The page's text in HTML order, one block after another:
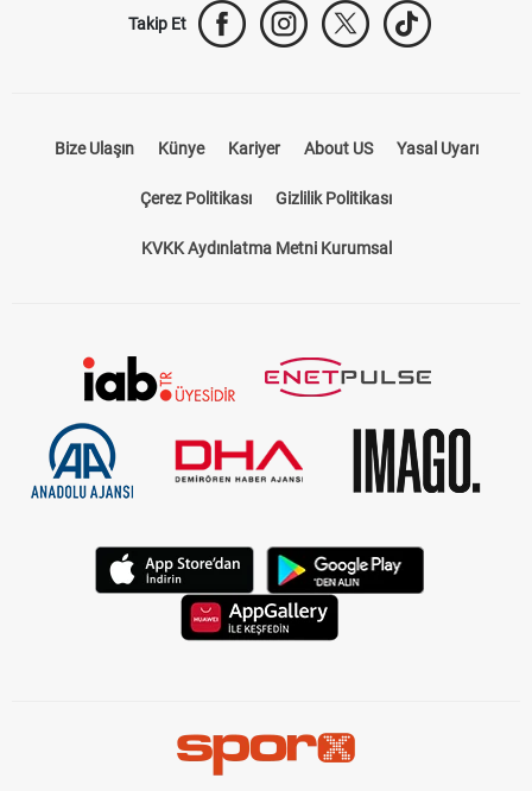
Takip Et
Bize Ulaşın Künye Kariyer About US Yasal Uyarı
Çerez Politikası Gizlilik Politikası
KVKK Aydınlatma Metni Kurumsal